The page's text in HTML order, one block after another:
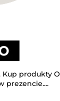
produkty
prezencie....